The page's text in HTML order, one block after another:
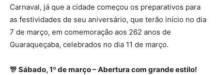
Carnaval, já que a cidade começou os preparativos para
as festividades de seu aniversário, que terão início no dia
7 de março, em comemoração aos 262 anos de
Guaraqueçaba, celebrados no dia 11 de março.
🎊 Sábado, 1º de março – Abertura com grande estilo!